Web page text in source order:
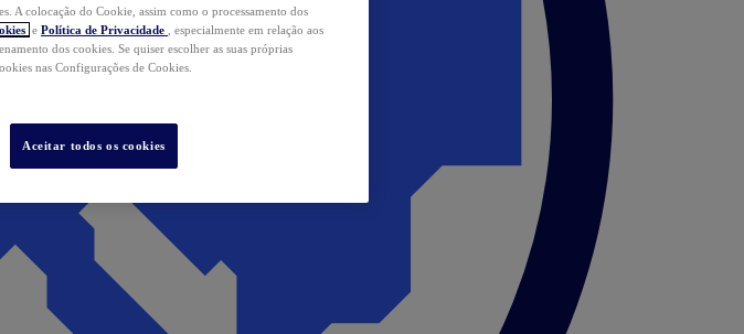
A colocação do Cookie, assim como o processamento dos
e Política de Privacidade
, especialmente em relação aos
dos cookies. Se quiser escolher as suas próprias
nas Configurações de Cookies.
Aceitar todos os cookies